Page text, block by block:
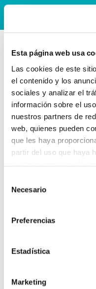
Esta página web usa
Las cookies de este
el contenido y los
sociales y analizar el
información sobre el
nuestros partners de
web, quienes pueden
que les haya
partir del uso que haya
Necesario
Preferencias
Estadística
Marketing